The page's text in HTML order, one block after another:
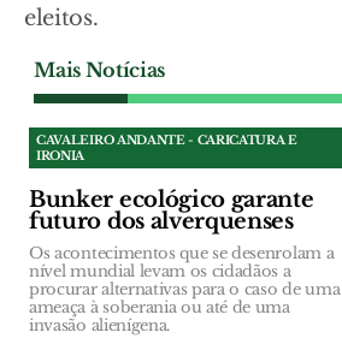
eleitos.
Mais Notícias
CAVALEIRO ANDANTE - CARICATURA E
IRONIA
Bunker ecológico garante
futuro dos alverquenses
Os acontecimentos que se desenrolam a
nível mundial levam os cidadãos a
procurar alternativas para o caso de uma
ameaça à soberania ou até de uma
invasão alienígena.